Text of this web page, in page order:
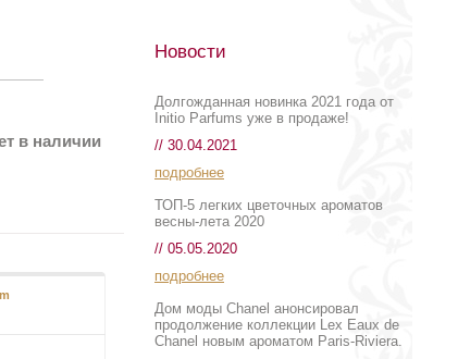
в наличии
Новости
Долгожданная новинка 2021 года от
Initio Parfums уже в продаже!
// 30.04.2021
подробнее
ТОП-5 легких цветочных ароматов
весны-лета 2020
// 05.05.2020
подробнее
Дом моды Chanel анонсировал
продолжение коллекции Lex Eaux de
Chanel новым ароматом Paris-Riviera.